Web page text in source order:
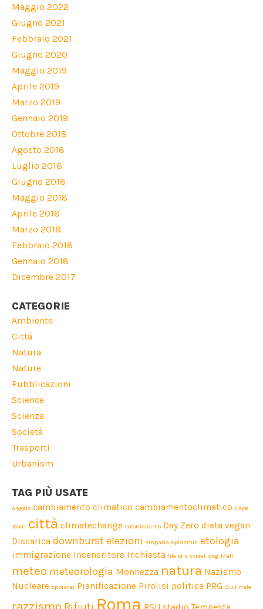
Maggio 2022
Giugno 2021
Febbraio 2021
Giugno 2020
Maggio 2019
Aprile 2019
Marzo 2019
Gennaio 2019
Ottobre 2018
Agosto 2018
Luglio 2018
Giugno 2018
Maggio 2018
Aprile 2018
Marzo 2018
Febbraio 2018
Gennaio 2018
Dicembre 2017
CATEGORIE
Ambiente
Città
Natura
Nature
Pubblicazioni
Science
Scienza
Società
Trasporti
Urbanism
TAG PIÙ USATE
Angelo cambiamento climatico cambiamentoclimatico Cape
Town città climatechange colonialismo Day Zero dieta vegan
Discarica downburst elezioni empatia epidemia etologia
immigrazione Inceneritore Inchiesta life of a street dog Mall
meteo meteorologia Monnezza natura Nazismo
Nucleare oppiacei Pianificazione Pirolisi politica PRG Quirinale
razzismo Roma